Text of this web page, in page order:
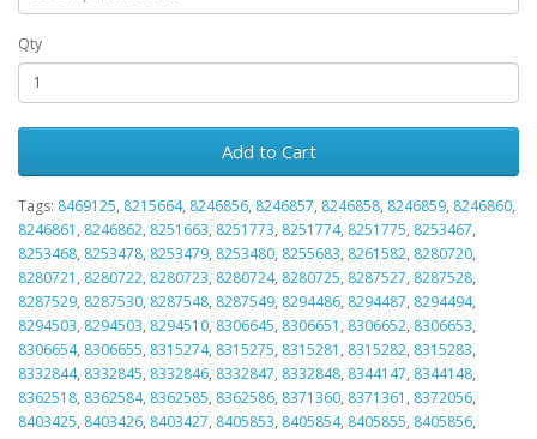
Qty
Add to Cart
Tags: 8469125, 8215664, 8246856, 8246857, 8246858, 8246859, 8246860,
8246861 , 8246862, 8251663, 8251773, 8251774, 8251775, 8253467,
8253468, 8253478, 8253479, 8253480, 8255683, 8261582, 8280720,
8280721 , 8280722, 8280723, 8280724, 8280725, 8287527, 8287528,
8287529, 8287530, 8287548, 8287549, 8294486, 8294487, 8294494,
8294503, 8294503, 8294510, 8306645, 8306651 , 8306652, 8306653,
8306654, 8306655, 8315274, 8315275, 8315281 , 8315282, 8315283,
8332844, 8332845, 8332846, 8332847, 8332848, 8344147, 8344148,
8362518, 8362584, 8362585, 8362586, 8371360, 8371361 , 8372056,
8403425, 8403426, 8403427, 8405853, 8405854, 8405855, 8405856,